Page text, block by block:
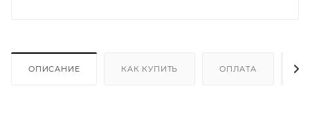
ОПИСАНИЕ КАК КУПИТЬ ОПЛАТА